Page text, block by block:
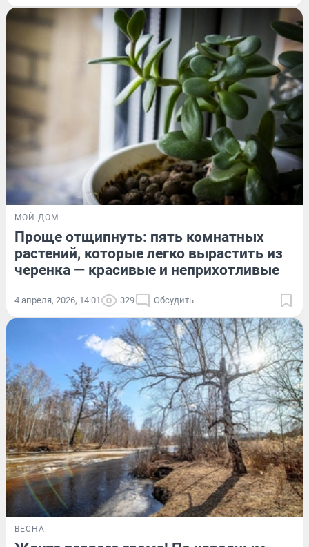
МОЙ ДОМ
Проще отщипнуть: пять комнатных
растений, которые легко вырастить из
черенка — красивые и неприхотливые
4 апреля, 2026, 14:01 329 Обсудить
ВЕСНА